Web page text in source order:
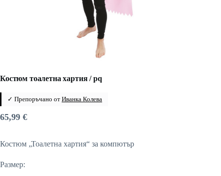
Костюм тоалетна хартия / pq
✓ Препоръчано от Иванка Колева
65,99 €
Костюм „Тоалетна хартия“ за компютър
Размер: